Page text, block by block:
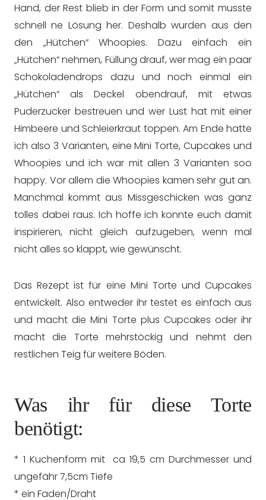
Hand, der Rest blieb in der Form und somit musste
schnell ne Lösung her. Deshalb wurden aus den
den „Hütchen“ Whoopies. Dazu einfach ein
„Hütchen“ nehmen, Füllung drauf, wer mag ein paar
Schokoladendrops dazu und noch einmal ein
„Hütchen“ als Deckel obendrauf, mit etwas
Puderzucker bestreuen und wer Lust hat mit einer
Himbeere und Schleierkraut toppen. Am Ende hatte
ich also 3 Varianten, eine Mini Torte, Cupcakes und
Whoopies und ich war mit allen 3 Varianten soo
happy. Vor allem die Whoopies kamen sehr gut an.
Manchmal kommt aus Missgeschicken was ganz
tolles dabei raus. Ich hoffe ich konnte euch damit
inspirieren, nicht gleich aufzugeben, wenn mal
nicht alles so klappt, wie gewünscht.
Das Rezept ist für eine Mini Torte und Cupcakes
entwickelt. Also entweder ihr testet es einfach aus
und macht die Mini Torte plus Cupcakes oder ihr
macht die Torte mehrstöckig und nehmt den
restlichen Teig für weitere Böden.
Was ihr für diese Torte
benötigt:
* 1 Kuchenform mit ca 19,5 cm Durchmesser und
ungefähr 7,5cm Tiefe
* ein Faden/Draht